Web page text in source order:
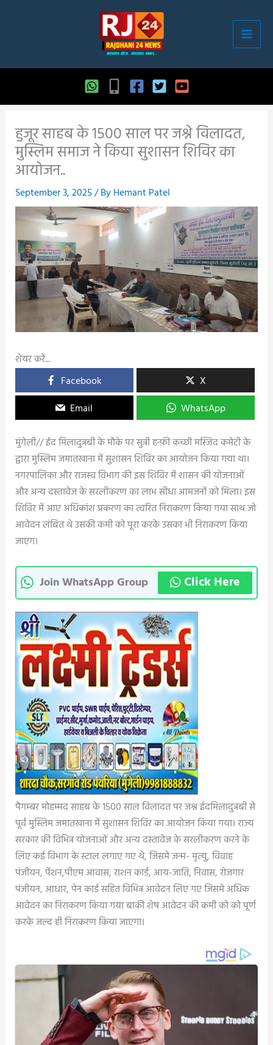
हुजूर साहब के 1500 साल पर जश्ने विलादत,
मुस्लिम समाज ने किया सुशासन शिविर का
आयोजन..
September 3, 2025/ ByHemant Patel
शेयर करें...
Facebook
X
Email
WhatsApp
मुंगेली// ईद मिलादुन्नबी के मौके पर सुन्नी हन्फ़ी कच्छी मस्जिद कमेटी के
द्वारा मुस्लिम जमातखाना में सुशासन शिविर का आयोजन किया गया था।
नगरपालिका और राजस्व विभाग की इस शिविर में शासन की योजनाओं
और अन्य दस्तावेज के सरलीकरण का लाभ सीधा आमजनों को मिला। इस
शिविर में आए अधिकांश प्रकरण का त्वरित निराकरण किया गया साथ जो
आवेदन लंबित थे उसकी कमी को पूरा करके उसका भी निराकरण किया
जाएग।
Join WhatsApp Group Click Here
पैगम्बर मोहम्मद साहब के 1500 साल विलादत पर जश्न ईदमिलादुन्नबी से
पूर्व मुस्लिम जमातखाना में सुशासन शिविर का आयोजन किया गया। राज्य
सरकार की विभिन्न योजनाओं और अन्य दस्तावेज के सरलीकरण करने के
लिए कई विभाग के स्टाल लगाए गए थे, जिसमे जन्म- मृत्यु, विवाह
पंजीयन, पेंशन,पीएम आवास, राशन कार्ड, आय-जाति, निवास, रोजगार
पंजीयन, आधार, पेन कार्ड सहित विभिन्न आवेदन लिए गए जिसमे अधिक
आवेदन का निराकरण किया गया बाकी शेष आवेदन की कमी को को पूर्ण
करके जल्द ही निराकरण किया जाएगा।